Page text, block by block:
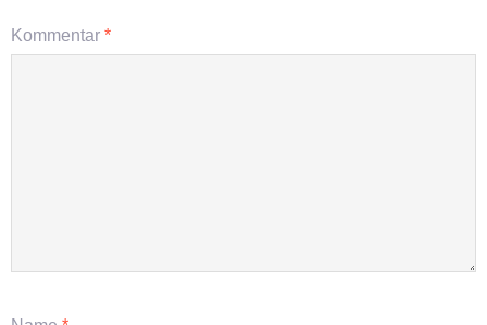
Kommentar *